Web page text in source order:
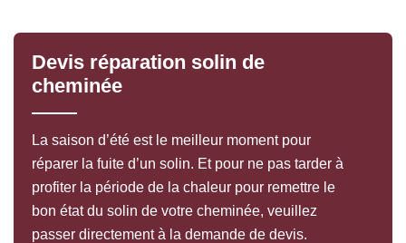
Devis réparation solin de
cheminée
La saison d’été est le meilleur moment pour
réparer la fuite d’un solin. Et pour ne pas tarder à
profiter la période de la chaleur pour remettre le
bon état du solin de votre cheminée, veuillez
passer directement à la demande de devis.